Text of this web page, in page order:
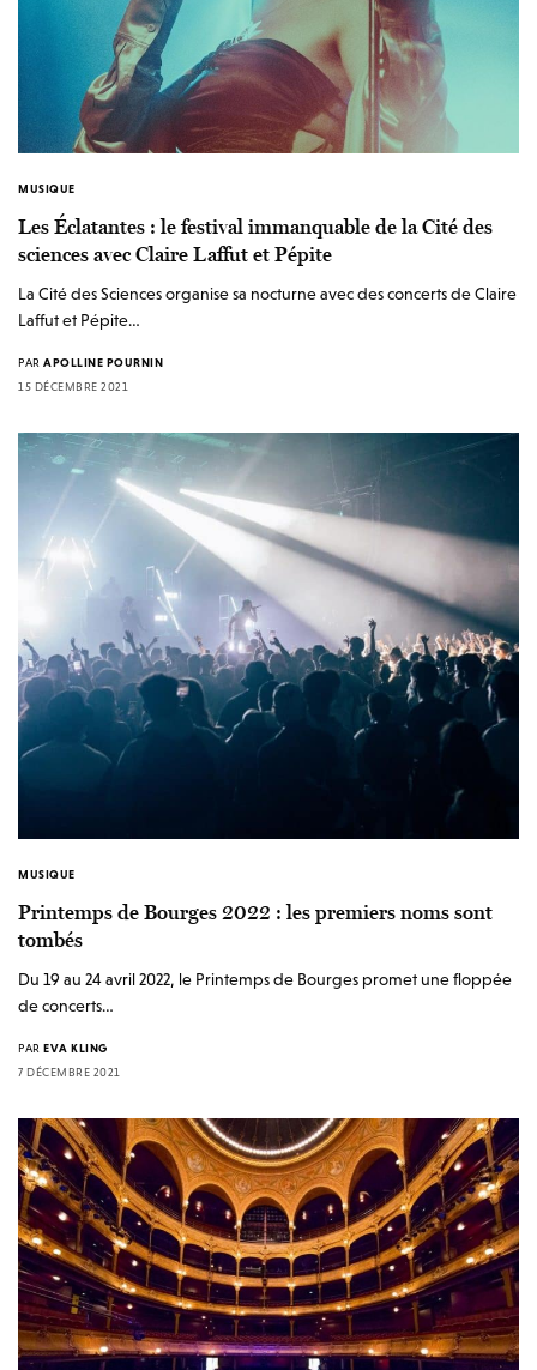
MUSIQUE
Les Éclatantes : le festival immanquable de la Cité des
sciences avec Claire Laffut et Pépite
La Cité des Sciences organise sa nocturne avec des concerts de Claire
Laffut et Pépite…
PAR APOLLINE POURNIN
15 DÉCEMBRE 2021
MUSIQUE
Printemps de Bourges 2022 : les premiers noms sont
tombés
Du 19 au 24 avril 2022, le Printemps de Bourges promet une floppée
de concerts…
PAR EVA KLING
7 DÉCEMBRE 2021